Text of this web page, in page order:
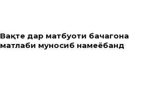
Вақте дар матбуоти бачагона
матлаби муносиб намеёбанд